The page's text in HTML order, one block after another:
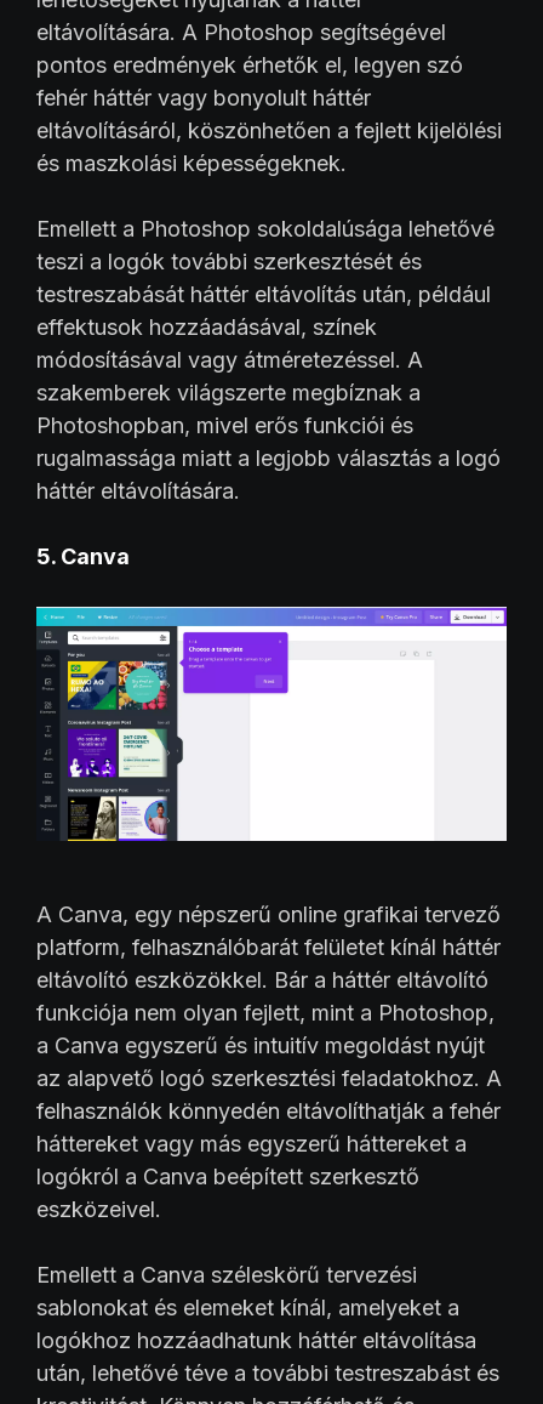
eltávolítására. A Photoshop segítségével
pontos eredmények érhetők el, legyen szó
fehér háttér vagy bonyolult háttér
eltávolításáról, köszönhetően a fejlett kijelölési
és maszkolási képességeknek.
Emellett a Photoshop sokoldalúsága lehetővé
teszi a logók további szerkesztését és
testreszabását háttér eltávolítás után, például
effektusok hozzáadásával, színek
módosításával vagy átméretezéssel. A
szakemberek világszerte megbíznak a
Photoshopban, mivel erős funkciói és
rugalmassága miatt a legjobb választás a logó
háttér eltávolítására.
5. Canva
A Canva, egy népszerű online grafikai tervező
platform, felhasználóbarát felületet kínál háttér
eltávolító eszközökkel. Bár a háttér eltávolító
funkciója nem olyan fejlett, mint a Photoshop,
a Canva egyszerű és intuitív megoldást nyújt
az alapvető logó szerkesztési feladatokhoz. A
felhasználók könnyedén eltávolíthatják a fehér
háttereket vagy más egyszerű háttereket a
logókról a Canva beépített szerkesztő
eszközeivel.
Emellett a Canva széleskörű tervezési
sablonokat és elemeket kínál, amelyeket a
logókhoz hozzáadhatunk háttér eltávolítása
után, lehetővé téve a további testreszabást és